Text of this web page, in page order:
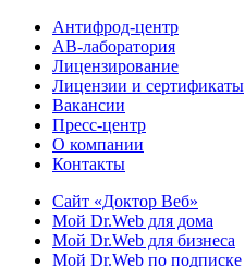
Антифрод-центр
АВ-лаборатория
Лицензирование
Лицензии и сертификаты
Вакансии
Пресс-центр
О компании
Контакты
Сайт «Доктор Веб»
Мой Dr.Web для дома
Мой Dr.Web для бизнеса
Мой Dr.Web по подписке